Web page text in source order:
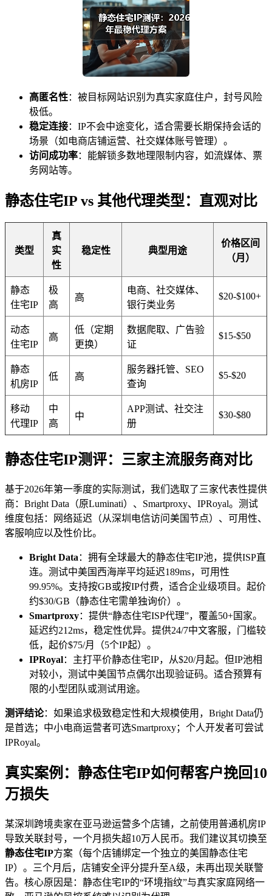
高匿名性：被目标网站识别为真实家庭住户，封号风险
极低。
稳定连接：IP不会中途变化，适合需要长期保持会话的
场景（如电商店铺运营、社交媒体账号管理）。
访问成功率：能解锁多数地理限制内容，如流媒体、票
务网站等。
静态住宅IP vs 其他代理类型：直观对比
类型
真
实
性
稳定性 典型用途
价格区间
（月）
静态
住宅IP
极
高
高
电商、社交媒体、
银行类业务
$20-$100+
动态
住宅IP
高
低（定期
更换）
数据爬取、广告验
证
$15-$50
静态
机房IP
低 高
服务器托管、SEO
查询
$5-$20
移动
代理IP
中
高
中
APP测试、社交注
册
$30-$80
静态住宅IP测评：三家主流服务商对比
基于2026年第一季度的实际测试，我们选取了三家代表性提供
商：Bright Data（原Luminati）、Smartproxy、IPRoyal。测试
维度包括：网络延迟（从深圳电信访问美国节点）、可用性、
客服响应以及性价比。
Bright Data ：拥有全球最大的静态住宅IP池，提供ISP直
连。测试中美国西海岸平均延迟189ms，可用性
99.95%。支持按GB或按IP付费，适合企业级项目。起价
约$30/GB（静态住宅需单独询价）。
Smartproxy：提供“静态住宅ISP代理”，覆盖50+国家。
延迟约212ms，稳定性优异。提供24/7中文客服，门槛较
低，起价$75/月（5个IP起）。
IPRoyal：主打平价静态住宅IP，从$20/月起。但IP池相
对较小，测试中美国节点偶尔出现验证码。适合预算有
限的小型团队或测试用途。
测评结论：如果追求极致稳定性和大规模使用，Bright Data仍
是首选；中小电商运营者可选Smartproxy；个人开发者可尝试
IPRoyal。
真实案例：静态住宅IP如何帮客户挽回10
万损失
某深圳跨境卖家在亚马逊运营多个店铺，之前使用普通机房IP
导致关联封号，一个月损失超10万人民币。我们建议其切换至
静态住宅IP方案（每个店铺绑定一个独立的美国静态住宅
IP）。三个月后，店铺安全评分提升至A级，未再出现关联警
告。核心原因是：静态住宅IP的“环境指纹”与真实家庭网络一